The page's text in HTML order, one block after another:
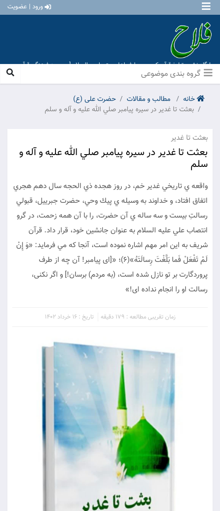
ورود | عضویت
پایگاه نشر و تبلیغ قرآن کریم و معارف اهل بیت علیهم السلام [ موسسه فرهنگی قرآن و
عترت منهاج عشق آباد ]
خانه مطالب و مقالات
حضرت علی (ع)
بعثت تا غدير در سيره پيامبر صلي الله عليه و آله و سلم
بعثت تا غدير
بعثت تا غدير در سيره پيامبر صلي الله عليه و آله و
سلم
واقعه ي تاريخي غدير خم، در روز هجده ذي الحجه سال دهم هجري
اتفاق افتاد، و خداوند به وسيله ي پيك وحي، حضرت جبرييل، قبولي
رسالتِ بيست و سه ساله ي آن حضرت، را با آن همه زحمت، در گرو
انتصاب علي عليه السلام به عنوان جانشين خود، قرار داد. قرآن
شريف به اين امر مهم اشاره نموده است، آنجا كه مي فرمايد: «وَ إِنْ
لَمْ تَفْعَلْ فَما بَلَّغْتَ رِسالَتَهُ»(6)؛ «[اى پيامبر! آن چه از طرف
پروردگارت بر تو نازل شده است، (به مردم) برسان!] و اگر نكنى،
رسالت او را انجام نداده اى!»
زمان تقریبی مطالعه : 179 دقیقه تاریخ : 16 خرداد 1402